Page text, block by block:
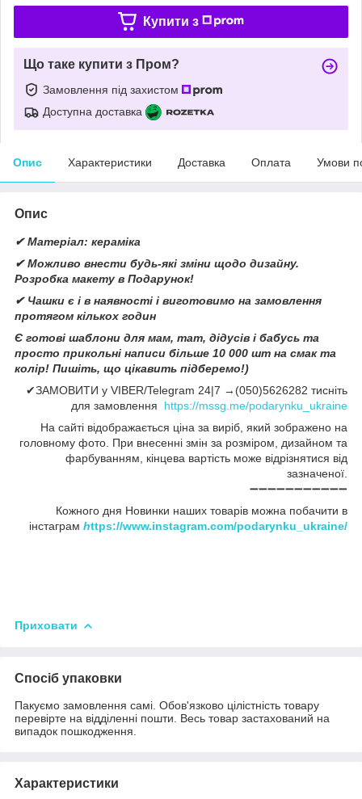
Купити з
Що таке купити з Пром?
Замовлення під захистом
Доступна доставка
Опис Характеристики Доставка Оплата Умови
Опис
✔ Матеріал: кераміка
✔ Можливо внести будь-які зміни щодо дизайну.
Розробка макету в Подарунок!
✔ Чашки є і в наявності і виготовимо на замовлення
протягом кількох годин
Є готові шаблони для мам, тат, дідусів і бабусь та
просто прикольні написи більше 10 000 шт на смак та
колір! Пишіть, що цікавить підберемо!)
✔ЗАМОВИТИ у VIBER/Telegram 24|7 →(050)5626282 тисніть
для замовлення https://mssg.me/podarynku_ukraine
На сайті відображається ціна за виріб, який зображено на
головному фото. При внесенні змін за розміром, дизайном та
фарбуванням, кінцева вартість може відрізнятися від
зазначеної.
➖➖➖➖➖➖➖➖➖➖➖
Кожного дня Новинки наших товарів можна побачити в
інстаграм https://www.instagram.com/podarynku_ukraine/
Приховати
Спосіб упаковки
Пакуємо замовлення самі. Обов'язково цілістність товару
перевірте на відділенні пошти. Весь товар застахований на
випадок пошкодження.
Характеристики